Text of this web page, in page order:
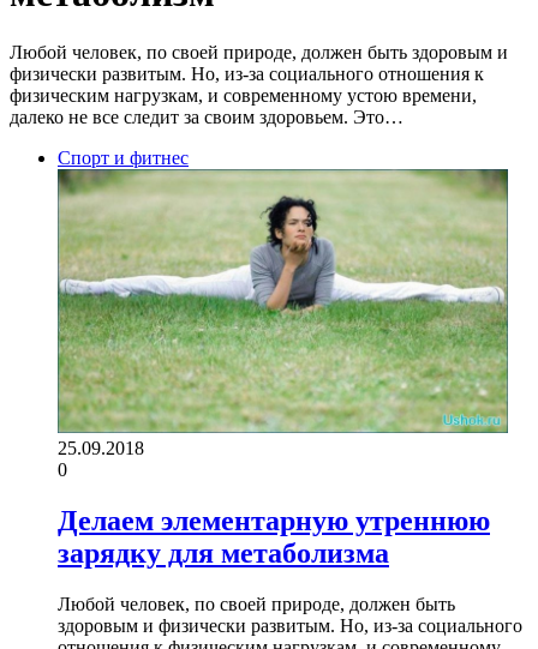
Любой человек, по своей природе, должен быть здоровым и
физически развитым. Но, из-за социального отношения к
физическим нагрузкам, и современному устою времени,
далеко не все следит за своим здоровьем. Это…
Спорт и фитнес
25.09.2018
0
Делаем элементарную утреннюю
зарядку для метаболизма
Любой человек, по своей природе, должен быть
здоровым и физически развитым. Но, из-за социального